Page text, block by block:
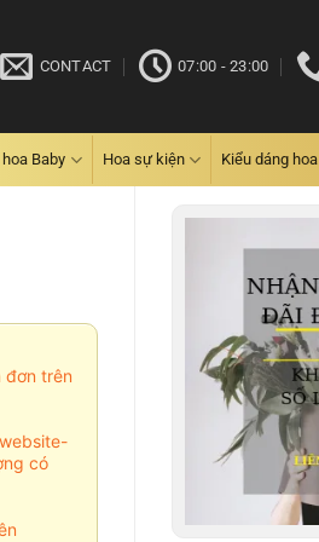
CONTACT 07:00 - 23:00
hoa Baby Hoa sự kiện Kiểu dáng hoa
đơn trên
có